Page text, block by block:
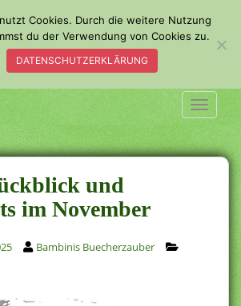
und
im November
Bambinis Buecherzauber
Cookies. Durch die weitere Nutzung
du der Verwendung von Cookies zu.
DATENSCHUTZERKLÄRUNG